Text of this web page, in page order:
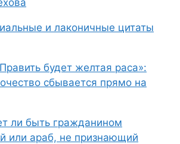
и лаконичные цитаты
будет желтая раса»:
сбывается прямо на
ли быть гражданином
или араб, не признающий